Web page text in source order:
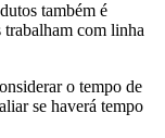
também é
trabalham com linha
o tempo de
se haverá tempo